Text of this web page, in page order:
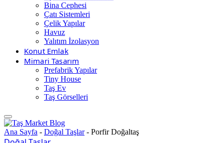
Bina Cephesi
Çatı Sistemleri
Çelik Yapılar
Havuz
Yalıtım İzolasyon
Konut Emlak
Mimari Tasarım
Prefabrik Yapılar
Tiny House
Taş Ev
Taş Görselleri
Ana Sayfa - Doğal Taşlar- Porfir Doğaltaş